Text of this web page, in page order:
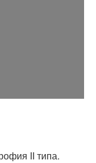
II типа.